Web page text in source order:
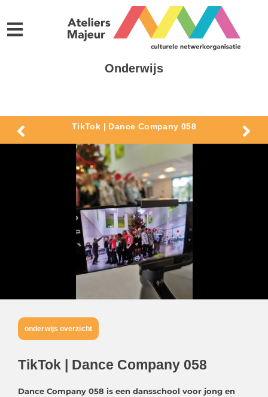
Onderwijs
TikTok | Dance Company 058
onderwijs overzicht
TikTok | Dance Company 058
Dance Company 058 is een dansschool voor jong en